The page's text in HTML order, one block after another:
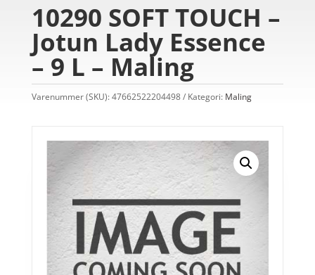
10290 SOFT TOUCH –
Jotun Lady Essence
– 9 L – Maling
Varenummer (SKU):47662522204498 Kategori: Maling